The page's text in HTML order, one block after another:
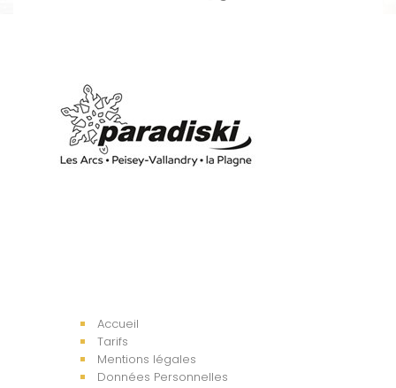
Accueil
Tarifs
Mentions légales
Données Personnelles